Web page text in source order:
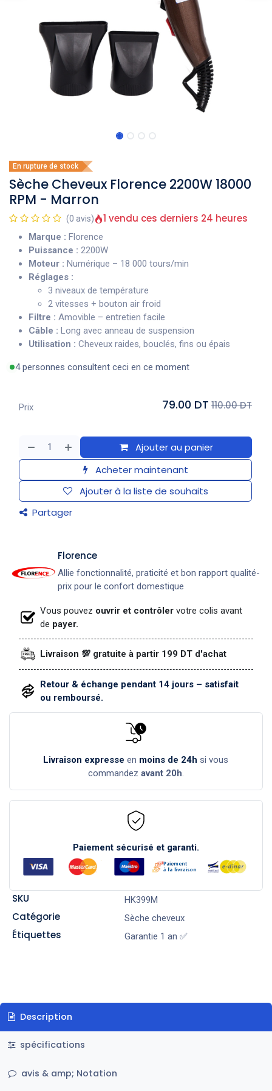
En rupture de stock
Sèche Cheveux Florence 2200W 18000
RPM - Marron
(0 avis) 1 vendu ces derniers 24 heures
Marque : Florence
Puissance : 2200W
Moteur : Numérique – 18 000 tours/min
Réglages :
3 niveaux de température
2 vitesses + bouton air froid
Filtre : Amovible – entretien facile
Câble : Long avec anneau de suspension
Utilisation : Cheveux raides, bouclés, fins ou épais
4 personnes consultent ceci en ce moment
Ajouter au panier
Acheter maintenant
Ajouter à la liste de souhaits
Partager
Prix 79.00 DT 110.00 DT
​Florence
Allie fonctionnalité, praticité et bon rapport qualité-
prix pour le confort domestique
Vous pouvez ouvrir et contrôler votre colis avant
de payer.
Livraison 💯 gratuite à partir 199 DT d'achat
Retour & échange pendant 14 jours – satisfait
ou remboursé.
Livraison expresse en moins de 24h si vous
commandez avant 20h.
Paiement sécurisé et garanti.
SKU HK399M
Catégorie Sèche cheveux
Étiquettes Garantie 1 an ✅
Description
spécifications
avis & amp; Notation